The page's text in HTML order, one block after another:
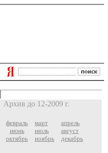
Архив до 12-2009 г.
февраль март
апрель
июнь июль
август
октябрь ноябрь декабрь